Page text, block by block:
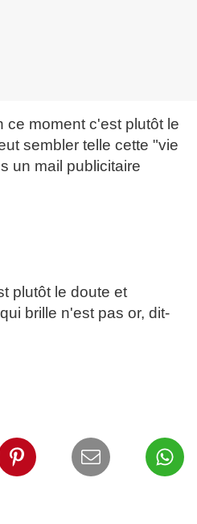
ce moment c'est plutôt le
sembler telle cette "vie
un mail publicitaire
plutôt le doute et
brille n'est pas or, dit-